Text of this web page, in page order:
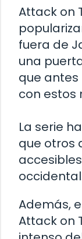
Attack on
fuera de
una
que
con estos
La serie
que otros
Además,
Attack on